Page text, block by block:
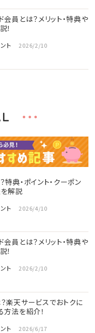
員とは？メリット・特典や
！
ト 2026/2/10
典・ポイント・クーポン
解説
ト 2026/4/10
員とは？メリット・特典や
！
ト 2026/2/10
楽天サービスでおトクに
方法を紹介！
ト 2026/6/17